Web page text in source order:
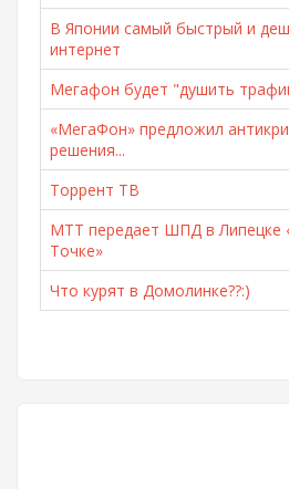
В Японии самый быстрый и
интернет
Мегафон будет "душить
«МегаФон» предложил
решения...
Торрент ТВ
МТТ передает ШПД в Липецке
Точке»
Что курят в Домолинке??:)